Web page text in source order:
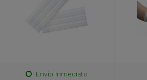
Envío Inmediato